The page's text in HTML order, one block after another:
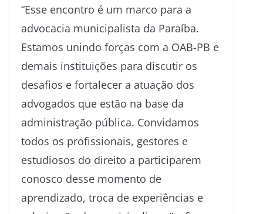
“Esse encontro é um marco para a
advocacia municipalista da Paraíba.
Estamos unindo forças com a OAB-PB e
demais instituições para discutir os
desafios e fortalecer a atuação dos
advogados que estão na base da
administração pública. Convidamos
todos os profissionais, gestores e
estudiosos do direito a participarem
conosco desse momento de
aprendizado, troca de experiências e